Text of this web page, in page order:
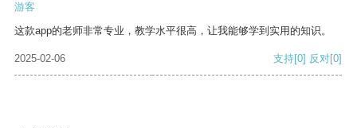
游客
这款app的老师非常专业，教学水平很高，让我能够学到实用的知识。
2025-02-06 支持[0] 反对[0]